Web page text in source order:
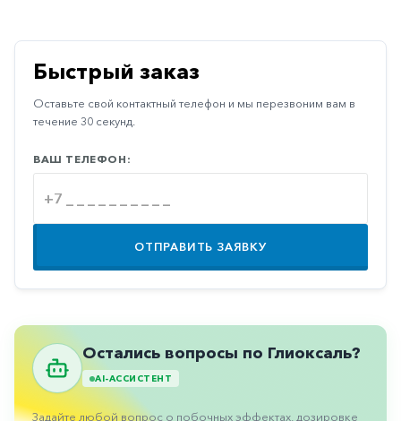
Паркинсон
Противоаллергические
Противовирусные
Противогрибковые
Противоопухолевые
Противоподагрические
Противорвотные
Пульмонология
Сердечные
Быстрый заказ
Оставьте свой контактный телефон и мы перезвоним вам в
течение 30 секунд.
ВАШ ТЕЛЕФОН:
ОТПРАВИТЬ ЗАЯВКУ
Остались вопросы по Глиоксаль?
AI-АССИСТЕНТ
Задайте любой вопрос о побочных эффектах, дозировке